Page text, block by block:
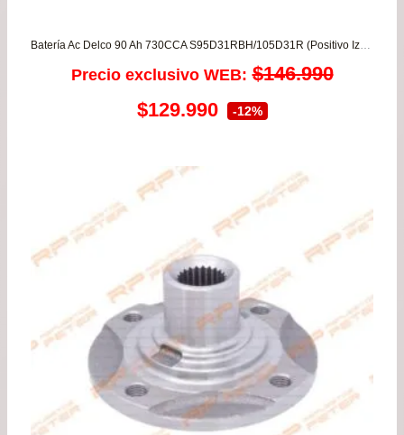
Batería Ac Delco 90 Ah 730CCA S95D31RBH/105D31R (Positivo Izquierdo)
Precio exclusivo WEB: $146.990
El
original
$146.990.
$129.990El
es:
$129.990.
-12%